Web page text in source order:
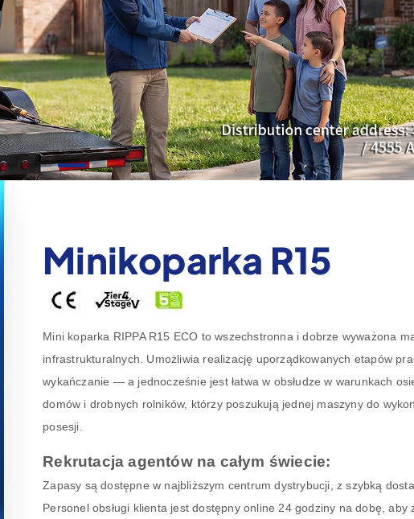
Minikoparka R15
Mini koparka RIPPA R15 ECO to wszechstronna i dobrze wyważona
infrastrukturalnych. Umożliwia realizację uporządkowanych etapów
wykańczanie — a jednocześnie jest łatwa w obsłudze w warunkach
domów i drobnych rolników, którzy poszukują jednej maszyny do
posesji.
Rekrutacja agentów na całym świecie:
Zapasy są dostępne w najbliższym centrum dystrybucji, z szybką
Personel obsługi klienta jest dostępny online 24 godziny na dobę, aby